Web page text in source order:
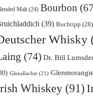
Malt(24) Bourbon
(39) Buchtipp (28)
Whisky
(74) Dr. Bill
Glenallachie(21) Glenmorangie
Whiskey(91)